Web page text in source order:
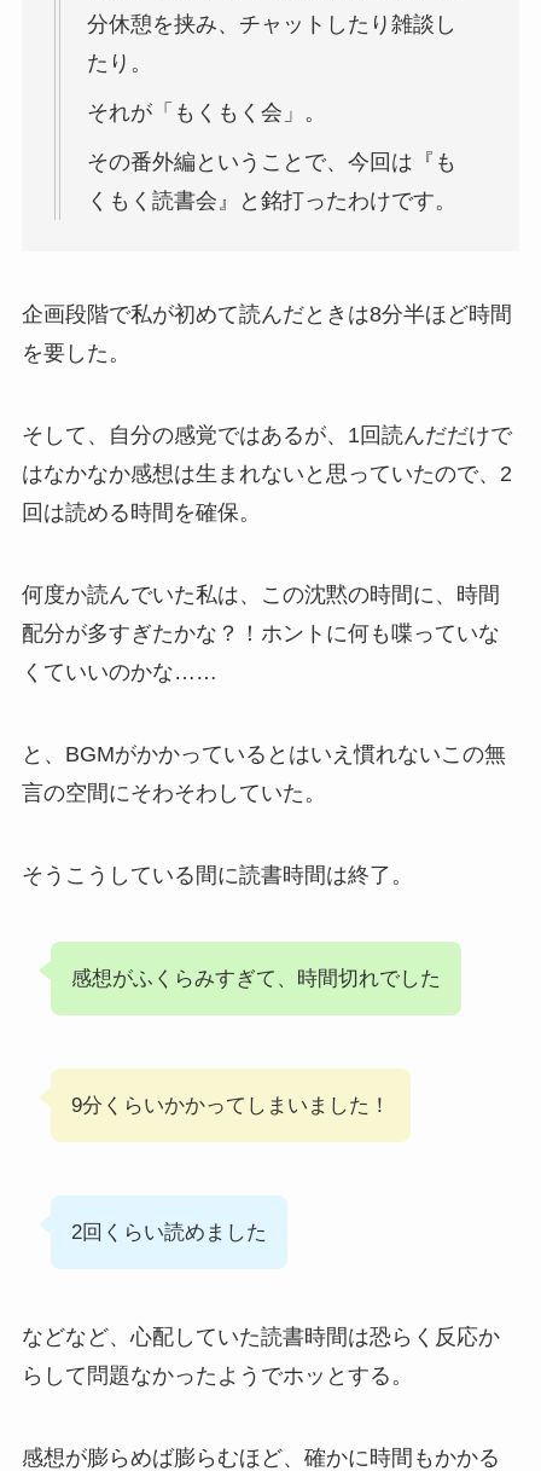
分休憩を挟み、チャットしたり雑談し
たり。
それが「もくもく会」。
その番外編ということで、今回は『も
くもく読書会』と銘打ったわけです。
企画段階で私が初めて読んだときは8分半ほど時間
を要した。
そして、自分の感覚ではあるが、1回読んだだけで
はなかなか感想は生まれないと思っていたので、2
回は読める時間を確保。
何度か読んでいた私は、この沈黙の時間に、時間
配分が多すぎたかな？！ホントに何も喋っていな
くていいのかな……
と、BGMがかかっているとはいえ慣れないこの無
言の空間にそわそわしていた。
そうこうしている間に読書時間は終了。
感想がふくらみすぎて、時間切れでした
9分くらいかかってしまいました！
2回くらい読めました
などなど、心配していた読書時間は恐らく反応か
らして問題なかったようでホッとする。
感想が膨らめば膨らむほど、確かに時間もかかる